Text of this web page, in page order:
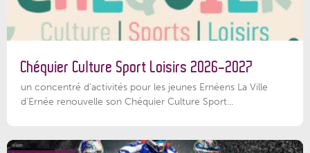
Chéquier Culture Sport Loisirs 2026-2027
un concentré d’activités pour les jeunes Ernéens La Ville
d’Ernée renouvelle son Chéquier Culture Sport...